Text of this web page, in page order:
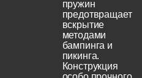
пружин
предотвращает
вскрытие
методами
бампинга и
пикинга.
Конструкция